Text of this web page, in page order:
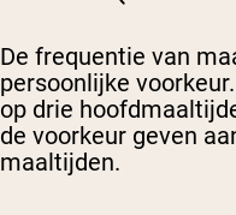
De frequentie van
persoonlijke
op drie
de voorkeur geven
maaltijden.